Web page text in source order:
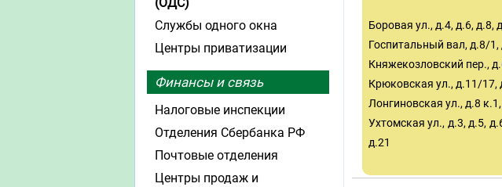
Боровая ул., д.4, д.6, д.8,
Госпитальный вал, д.8/
Княжекозловский пер.,
Крюковская ул., д.11/17,
Лонгиновская ул., д.8
Ухтомская ул., д.3, д.5,
д.21
Службы одного окна
Центры приватизации
Финансы и связь
Налоговые инспекции
Отделения Сбербанка РФ
Почтовые отделения
Центры продаж и